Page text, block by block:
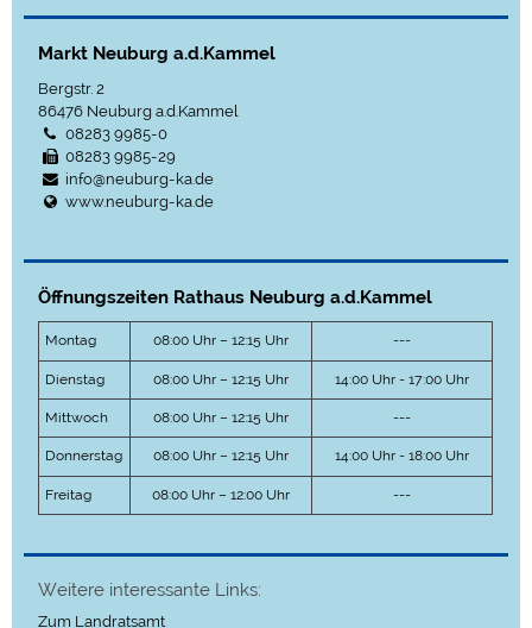
Markt Neuburg a.d.Kammel
Bergstr. 2
86476 Neuburg a.d.Kammel
08283 9985-0
08283 9985-29
info@neuburg-ka.de
www.neuburg-ka.de
Öffnungszeiten Rathaus Neuburg a.d.Kammel
Montag 08:00 Uhr – 12:15 Uhr ---
Dienstag 08:00 Uhr – 12:15 Uhr 14:00 Uhr - 17:00 Uhr
Mittwoch 08:00 Uhr – 12:15 Uhr ---
Donnerstag 08:00 Uhr – 12:15 Uhr 14:00 Uhr - 18:00 Uhr
Freitag 08:00 Uhr – 12:00 Uhr ---
Weitere interessante Links:
Zum Landratsamt